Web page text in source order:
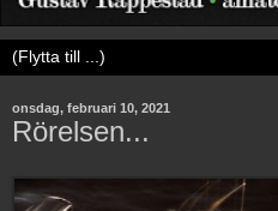
onsdag, februari 10, 2021
Rörelsen...